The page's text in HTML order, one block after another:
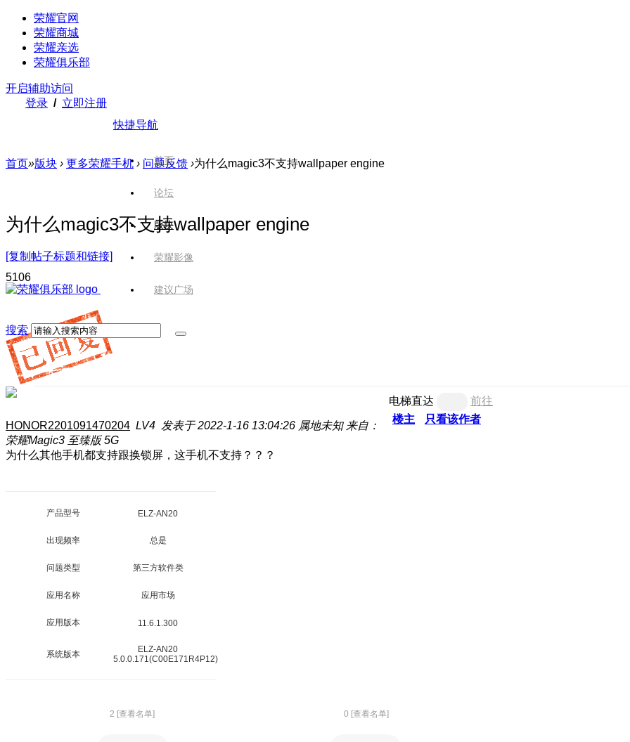
荣耀官网
荣耀商城
荣耀亲选
荣耀俱乐部
开启辅助访问
登录 / 立即注册
快捷导航
首页
论坛
版块
荣耀影像
建议广场
搜索
首页»版块 › 更多荣耀手机 › 问题反馈 ›为什么magic3不支持wallpaper engine
为什么magic3不支持wallpaper engine
[复制帖子标题和链接]
5106
电梯直达
前往
楼主
只看该作者
HONOR2201091470204 LV4 发表于 2022-1-16 13:04:26 属地未知 来自：
荣耀Magic3 至臻版 5G
为什么其他手机都支持跟换锁屏，这手机不支持？？？
产品型号 ELZ-AN20
出现频率 总是
问题类型 第三方软件类
应用名称 应用市场
应用版本 11.6.1.300
系统版本
ELZ-AN20
5.0.0.171(C00E171R4P12)
2 [查看名单] 0 [查看名单]